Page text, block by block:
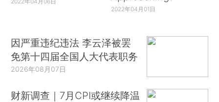
2022年04月01日
因严重违纪违法 李云泽被罢
免第十四届全国人大代表职务
2026年08月07日
财新调查｜7月CPI或继续降温